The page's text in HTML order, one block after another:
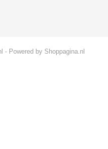
- Powered by Shoppagina.nl